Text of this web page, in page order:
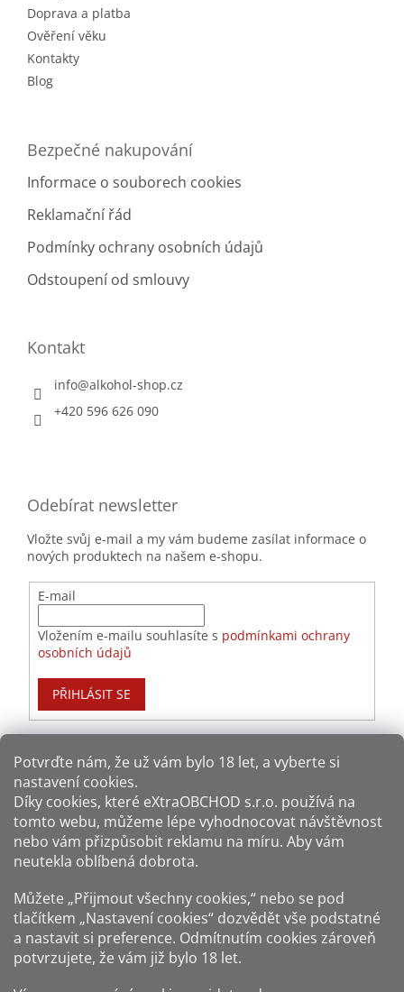
Potvrďte nám​​, že už vám bylo 18 let, a vyberte si
nastavení cookies.
Díky cookies, které eXtraOBCHOD s.r.o. používá na
tomto webu, můžeme lépe vyhodnocovat návštěvnost
nebo vám přizpůsobit reklamu na míru. Aby vám
neutekla oblíbená dobrota.
Můžete „Přijmout všechny cookies,“ nebo se pod
tlačítkem „Nastavení cookies“ dozvědět vše podstatné
a nastavit si preference. Odmítnutím cookies zároveň
potvrzujete, že vám již bylo 18 let.
Doprava a platba
Ověření věku
Kontakty
Blog
Bezpečné nakupování
Informace o souborech cookies
Reklamační řád
Podmínky ochrany osobních údajů
Odstoupení od smlouvy
Kontakt
info@alkohol-shop.cz
+420 596 626 090
Odebírat newsletter
Vložte svůj e-mail a my vám budeme zasílat informace o
nových produktech na našem e-shopu.
E-mail
Vložením e-mailu souhlasíte s podmínkami ochrany
osobních údajů
PŘIHLÁSIT SE
Způsoby dopravy:
Zákaz prodeje alkoholu osobám mladším 18 let.